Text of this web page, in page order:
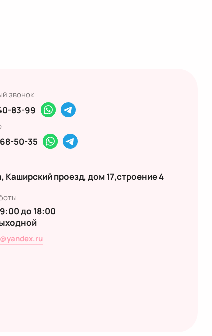
звонок
83-99
50-35
Каширский проезд, дом 17,строение 4
до 18:00